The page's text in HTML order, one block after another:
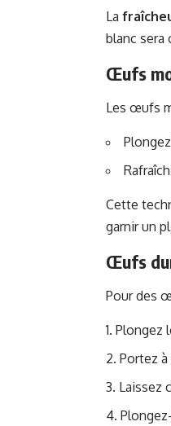
La
blanc sera
Œufs
Les œufs
Cette
garnir un
Œufs
Pour des
Plongez
Portez
Laissez